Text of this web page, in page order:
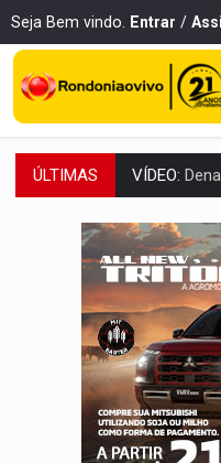
Seja Bem vindo. Entrar /
ÚLTIMAS OPERAÇÃO
ENTRADA
VÍDEO:Três
SAÚDE:
VÍDEO:
AÇÃO